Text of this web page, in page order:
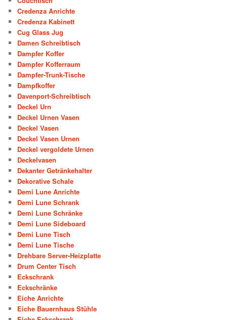
Credenza Anrichte
Credenza Kabinett
Cug Glass Jug
Damen Schreibtisch
Dampfer Koffer
Dampfer Kofferraum
Dampfer-Trunk-Tische
Dampfkoffer
Davenport-Schreibtisch
Deckel Urn
Deckel Urnen Vasen
Deckel Vasen
Deckel Vasen Urnen
Deckel vergoldete Urnen
Deckelvasen
Dekanter Getränkehalter
Dekorative Schale
Demi Lune Anrichte
Demi Lune Schrank
Demi Lune Schränke
Demi Lune Sideboard
Demi Lune Tisch
Demi Lune Tische
Drehbare Server-Heizplatte
Drum Center Tisch
Eckschrank
Eckschränke
Eiche Anrichte
Eiche Bauernhaus Stühle